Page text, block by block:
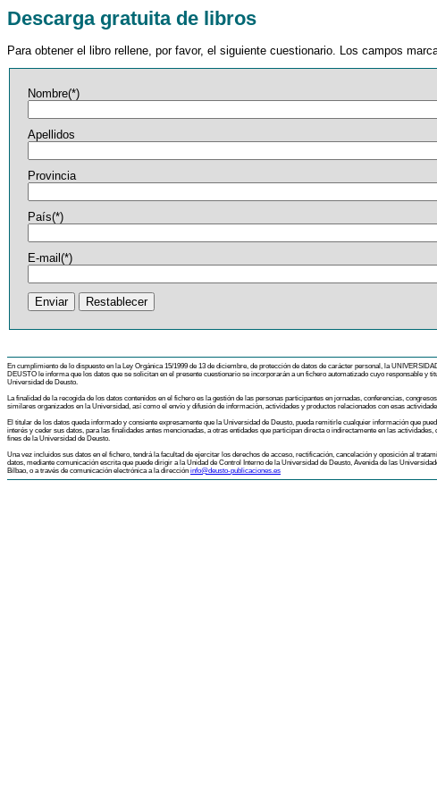
Descarga gratuita de libros
Para obtener el libro rellene, por favor, el siguiente cuestionario. Los campos
Nombre(*)
Apellidos
Provincia
País(*)
E-mail(*)
En cumplimiento de lo dispuesto en la Ley Orgánica 15/1999 de 13 de diciembre, de protección de datos de carácter personal, la
DEUSTO le informa que los datos que se solicitan en el presente cuestionario se incorporarán a un fichero automatizado cuyo responsable y
Universidad de Deusto.
La finalidad de la recogida de los datos contenidos en el fichero es la gestión de las personas participantes en jornadas, conferencias,
similares organizados en la Universidad, así como el envío y difusión de información, actividades y productos relacionados con esas
El titular de los datos queda informado y consiente expresamente que la Universidad de Deusto, pueda remitirle cualquier información que
interés y ceder sus datos, para las finalidades antes mencionadas, a otras entidades que participan directa o indirectamente en las actividades,
fines de la Universidad de Deusto.
Una vez incluidos sus datos en el fichero, tendrá la facultad de ejercitar los derechos de acceso, rectificación, cancelación y oposición al
datos, mediante comunicación escrita que puede dirigir a la Unidad de Control Interno de la Universidad de Deusto, Avenida de las
Bilbao, o a través de comunicación electrónica a la dirección info@deusto-publicaciones.es